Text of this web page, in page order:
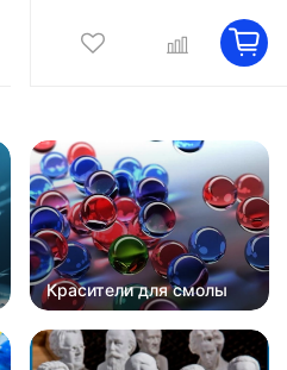
Красители для смолы